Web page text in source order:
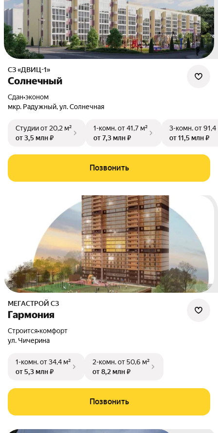
СЗ «ДВИЦ-1»
Солнечный
Сдан•эконом
мкр. Радужный,ул. Солнечная
Студииот 20,2 м²
от 3,5 млн ₽
1-комн.от 41,7 м²
от 7,3 млн ₽
3-комн.от 91,4
от 11,5 млн ₽
Позвонить
МЕГАСТРОЙ СЗ
Гармония
Строится•комфорт
ул. Чичерина
1-комн.от 34,4 м²
от 5,3 млн ₽
2-комн.от 50,6 м²
от 8,2 млн ₽
Позвонить